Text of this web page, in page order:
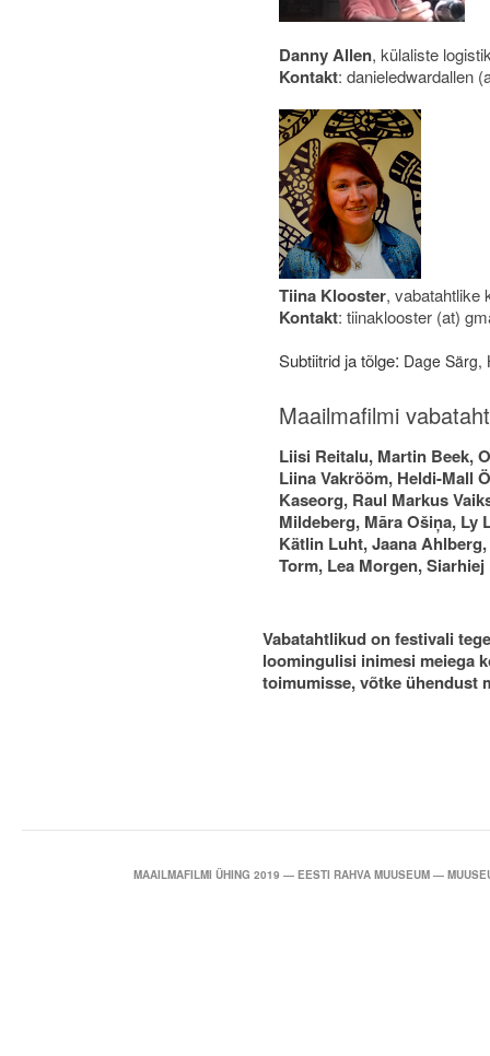
Danny Allen, külaliste
Kontakt: danieledwardallen
Tiina Klooster, vabatahtlike
Kontakt: tiinaklooster (at)
Subtiitrid ja tõlge: Dage Särg,
Maailmafilmi
Liisi Reitalu, Martin Beek,
Liina Vakrööm, Heldi-Mall
Kaseorg, Raul Markus
Mildeberg, Māra Ošiņa, Ly
Kätlin Luht, Jaana
Torm, Lea Morgen,
Vabatahtlikud on festivali
loomingulisi inimesi meiega
toimumisse, võtke ühendust
MAAILMAFILMI ÜHING 2019 — EESTI RAHVA MUUSEUM —